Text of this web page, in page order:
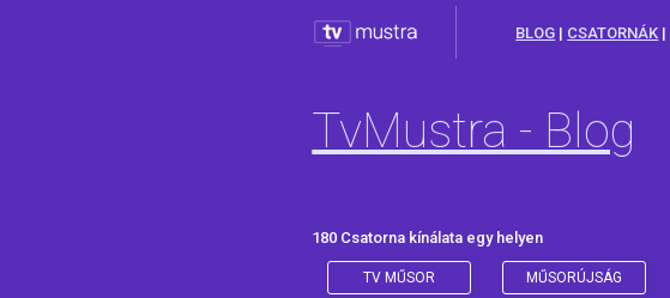
BLOG | CSATORNÁK |
TvMustra - Blog
180 Csatorna kínálata egy helyen
TV MŰSOR MŰSORÚJSÁG